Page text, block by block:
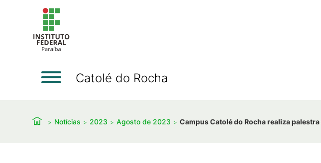
Catolé do Rocha
Notícias 2023 Agosto de 2023 Campus Catolé do Rocha realiza